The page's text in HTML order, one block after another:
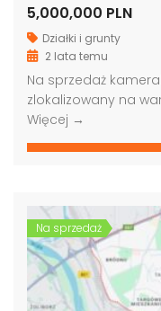
5,000,000 PLN
Działki i grunty
2 lata temu
Na sprzedaż
zlokalizowany na
Więcej →
Na sprzedaż